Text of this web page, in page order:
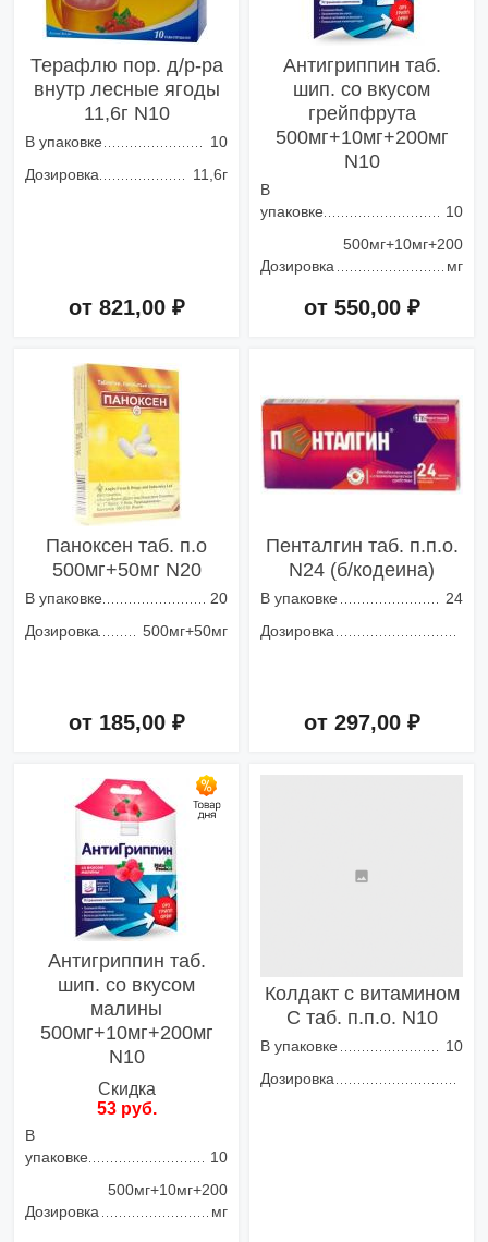
Терафлю пор. д/р-ра
внутр лесные ягоды
11,6г N10
В упаковке
10
Дозировка
11,6г
от 821,00 ₽
Антигриппин таб.
шип. со вкусом
грейпфрута
500мг+10мг+200мг
N10
В
упаковке
10
Дозировка
500мг+10мг+200
мг
от 550,00 ₽
Паноксен таб. п.о
500мг+50мг N20
В упаковке
20
Дозировка
500мг+50мг
от 185,00 ₽
Пенталгин таб. п.п.о.
N24 (б/кодеина)
В упаковке
24
Дозировка
от 297,00 ₽
Антигриппин таб.
шип. со вкусом
малины
500мг+10мг+200мг
N10
Скидка
53 руб.
В
упаковке
10
Дозировка
500мг+10мг+200
мг
Колдакт с витамином
С таб. п.п.о. N10
В упаковке
10
Дозировка